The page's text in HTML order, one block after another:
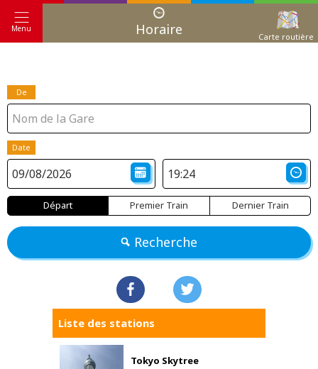
Menu Horaire Carte routière
De
Date
Départ Premier Train Dernier Train
Recherche
Liste des stations
Tokyo Skytree